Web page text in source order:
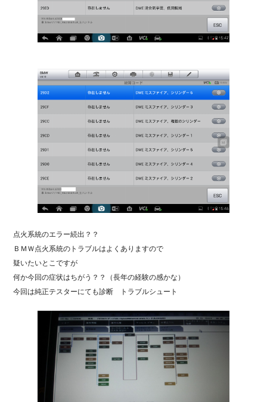
点火系統のエラー続出？？
ＢＭＷ点火系統のトラブルはよくありますので
疑いたいとこですが
何か今回の症状はちがう？？（長年の経験の感かな）
今回は純正テスターにても診断 トラブルシュート